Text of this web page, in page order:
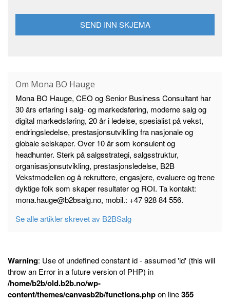
Om Mona BO Hauge
Mona BO Hauge, CEO og Senior Business Consultant har
30 års erfaring i salg- og markedsføring, moderne salg og
digital markedsføring, 20 år i ledelse, spesialist på vekst,
endringsledelse, prestasjonsutvikling fra nasjonale og
globale selskaper. Over 10 år som konsulent og
headhunter. Sterk på salgsstrategi, salgsstruktur,
organisasjonsutvikling, prestasjonsledelse, B2B
Vekstmodellen og å rekruttere, engasjere, evaluere og trene
dyktige folk som skaper resultater og ROI. Ta kontakt:
mona.hauge@b2bsalg.no, mobil.: +47 928 84 556.
Se alle artikler skrevet av B2BSalg
Warning: Use of undefined constant id - assumed 'id' (this will
throw an Error in a future version of PHP) in
/home/b2b/old.b2b.no/wp-
content/themes/canvasb2b/functions.phpon line355